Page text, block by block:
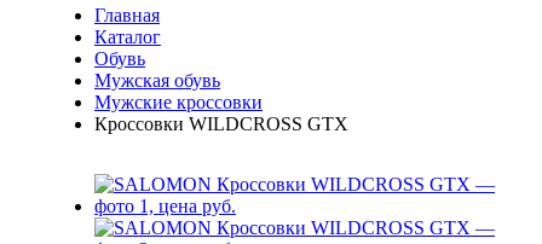
Главная
Каталог
Обувь
Мужская обувь
Мужские кроссовки
Кроссовки WILDCROSS GTX